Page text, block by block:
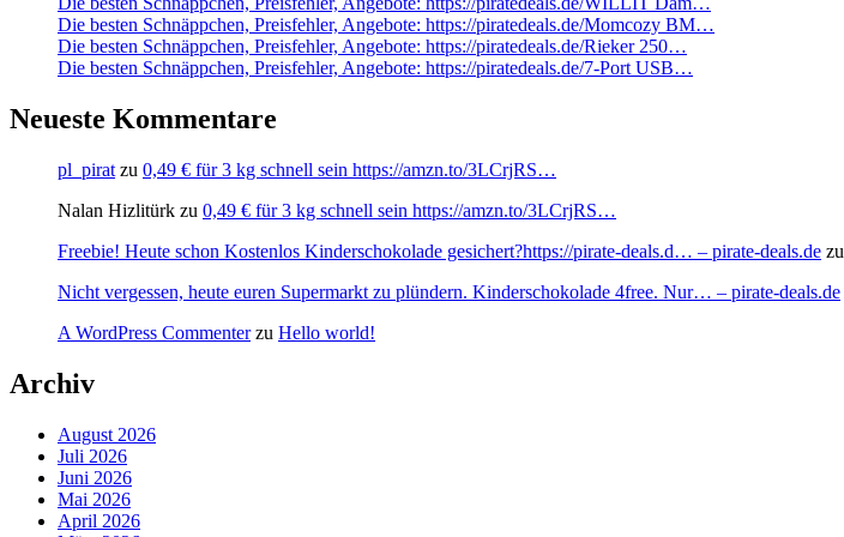
Die besten Schnäppchen, Preisfehler, Angebote: https://piratedeals.de/Momcozy BM…
Die besten Schnäppchen, Preisfehler, Angebote: https://piratedeals.de/Rieker 250…
Die besten Schnäppchen, Preisfehler, Angebote: https://piratedeals.de/7-Port USB…
Neueste Kommentare
pl_pirat zu 0,49 € für 3 kg schnell sein https://amzn.to/3LCrjRS…
Nalan Hizlitürk zu 0,49 € für 3 kg schnell sein https://amzn.to/3LCrjRS…
Freebie! Heute schon Kostenlos Kinderschokolade gesichert?https://pirate-deals.d… – pirate-deals.de zu
Nicht vergessen, heute euren Supermarkt zu plündern. Kinderschokolade 4free. Nur… – pirate-deals.de
A WordPress Commenterzu Hello world!
Archiv
August 2026
Juli 2026
Juni 2026
Mai 2026
April 2026